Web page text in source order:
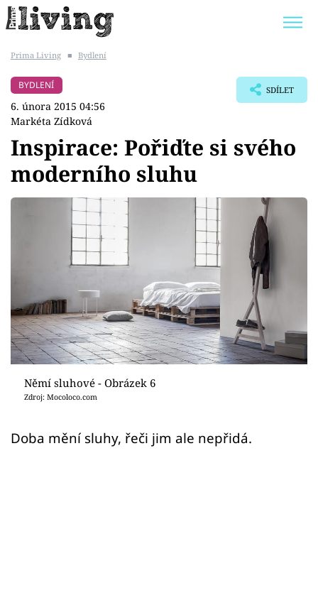
BYDLENÍ SLAVNÝCH
Témata
Bydlení
Zahrada
Sledujte prima+
Přihlášení
Prima Living ■ Bydlení
BYDLENÍ
6. února 2015 04:56
Markéta Zídková
SDÍLET
Inspirace: Pořiďte si svého
moderního sluhu
Němí sluhové - Obrázek 6
Zdroj: Mocoloco.com
Doba mění sluhy, řeči jim ale nepřidá.